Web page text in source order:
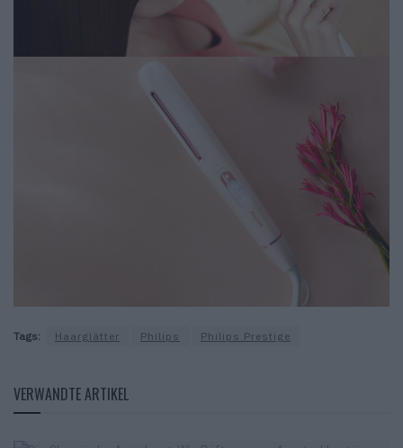
Tags: Haarglätter Philips Philips Prestige
VERWANDTE ARTIKEL